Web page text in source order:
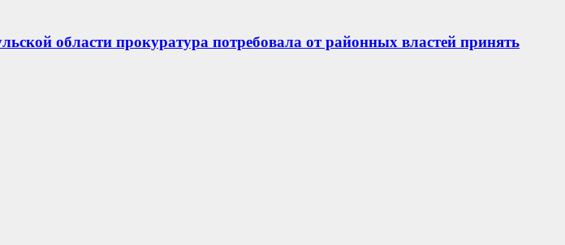
области прокуратура потребовала от районных властей принять